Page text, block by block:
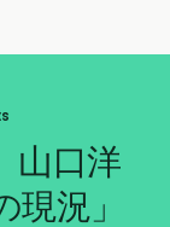
山口洋
況」